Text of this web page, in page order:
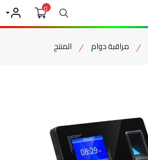
بحث0
حسابي
مراقبة دوام المنتج